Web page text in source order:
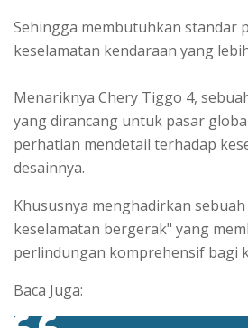
Sehingga membutuhkan standar
keselamatan kendaraan yang
Menariknya Chery Tiggo 4,
yang dirancang untuk pasar
perhatian mendetail terhadap
desainnya.
Khususnya menghadirkan
keselamatan bergerak" yang
perlindungan komprehensif bagi
Baca Juga: